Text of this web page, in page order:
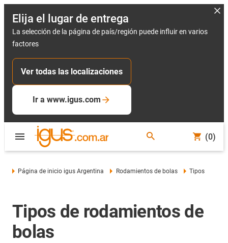
Elija el lugar de entrega
La selección de la página de país/región puede influir en varios
factores
Ver todas las localizaciones
Ir a www.igus.com
(0)
Página de inicio igus Argentina Rodamientos de bolas Tipos
Tipos de rodamientos de
bolas